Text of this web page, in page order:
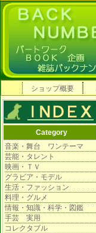
ショップ概要
Category
音楽・舞台 ワンテーマ
芸能・タレント
映画・ＴＶ
グラビア・モデル
生活・ファッション
料理・グルメ
情報・知識・科学・図鑑
手芸 実用
コレクタブル